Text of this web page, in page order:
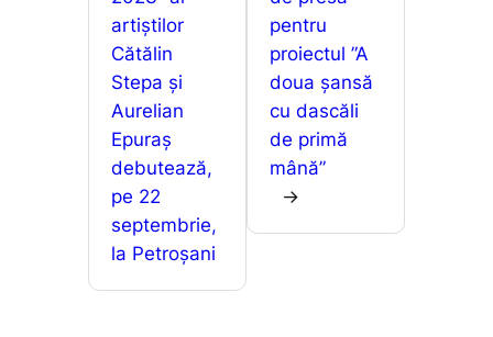
artiștilor
Cătălin
Stepa și
Aurelian
Epuraș
debutează,
pe 22
septembrie,
la Petroșani
pentru
proiectul ”A
doua șansă
cu dascăli
de primă
mână”
→